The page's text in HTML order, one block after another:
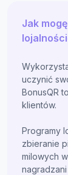
Jak
uczynić
BonusQR
klientów.
Programy
zbieranie
milowych